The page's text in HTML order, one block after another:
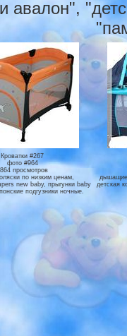
авалон",
Кроватки #267
фото #964
просмотров
по низким ценам,
new baby, прыгунки baby
подгузники ночные.
дышащие
детская